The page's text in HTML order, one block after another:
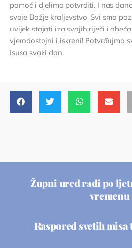
pomoć i djelima potvrditi. I nas
svoje Božje kraljevstvo. Svi smo
uvijek stajati iza svojih riječi i
vjerodostojni i iskreni! Potvrđujmo
Isusa svaki dan.
Župni ured radi po
vremenu
Raspored svetih